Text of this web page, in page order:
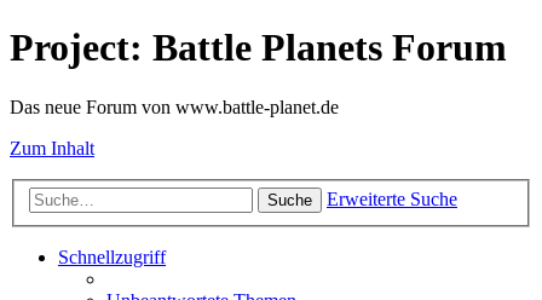
Project: Battle Planets Forum
Das neue Forum von www.battle-planet.de
Zum Inhalt
Suche Erweiterte Suche
Schnellzugriff